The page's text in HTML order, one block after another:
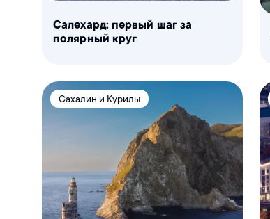
Салехард: первый шаг за
полярный круг
Сахалин и Курилы